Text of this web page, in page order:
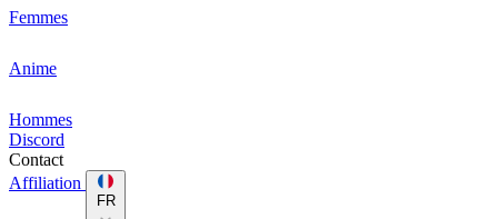
Femmes
Anime
Hommes
Discord
Contact
Affiliation
FR